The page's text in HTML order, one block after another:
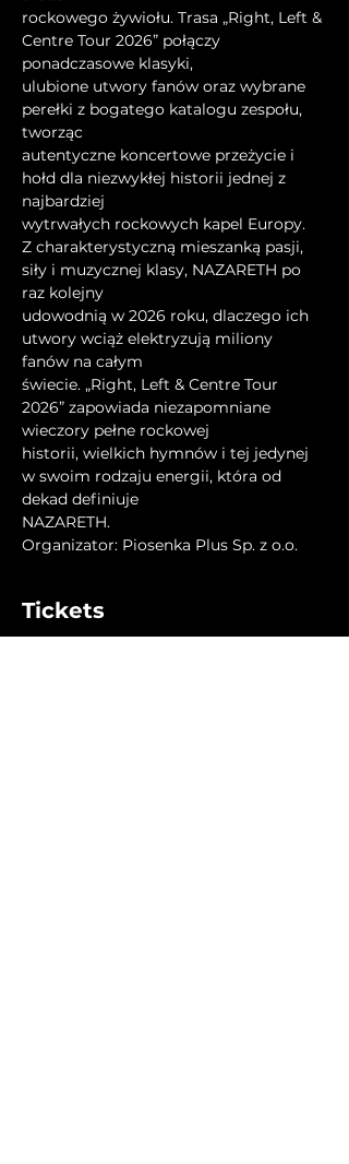
rockowego żywiołu. Trasa „Right, Left &
Centre Tour 2026” połączy
ponadczasowe klasyki,
ulubione utwory fanów oraz wybrane
perełki z bogatego katalogu zespołu,
tworząc
autentyczne koncertowe przeżycie i
hołd dla niezwykłej historii jednej z
najbardziej
wytrwałych rockowych kapel Europy.
Z charakterystyczną mieszanką pasji,
siły i muzycznej klasy, NAZARETH po
raz kolejny
udowodnią w 2026 roku, dlaczego ich
utwory wciąż elektryzują miliony
fanów na całym
świecie. „Right, Left & Centre Tour
2026” zapowiada niezapomniane
wieczory pełne rockowej
historii, wielkich hymnów i tej jedynej
w swoim rodzaju energii, która od
dekad definiuje
NAZARETH.
Organizator: Piosenka Plus Sp. z o.o.
Tickets